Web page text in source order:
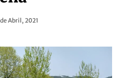
Abril, 2021